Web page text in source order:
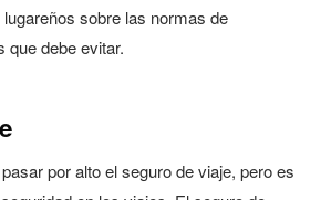
sobre las normas de
que debe evitar.
por alto el seguro de viaje, pero es